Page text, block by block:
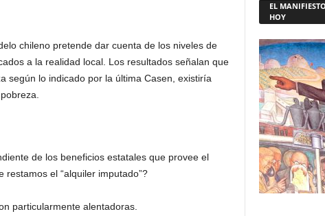
chileno pretende dar cuenta de los niveles de
a la realidad local. Los resultados señalan que
según lo indicado por la última Casen, existiría
de los beneficios estatales que provee el
el “alquiler imputado”?
particularmente alentadoras.
EL
HOY